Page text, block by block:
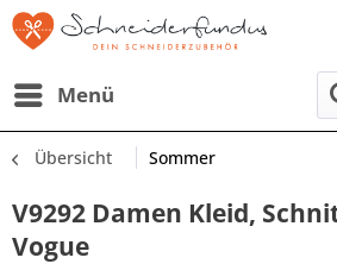
Menü
Übersicht Sommer
V9292 Damen Kleid,
Vogue